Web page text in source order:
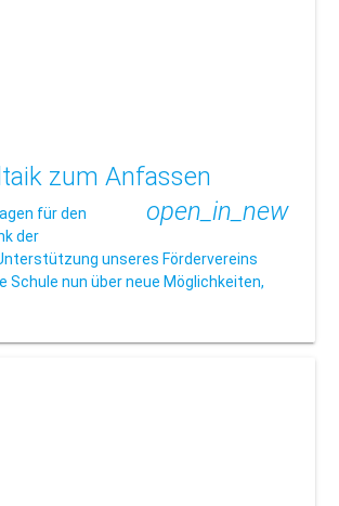
zum Anfassen
open_in_new
für den
der
unseres Fördervereins
Schule nun über neue Möglichkeiten,